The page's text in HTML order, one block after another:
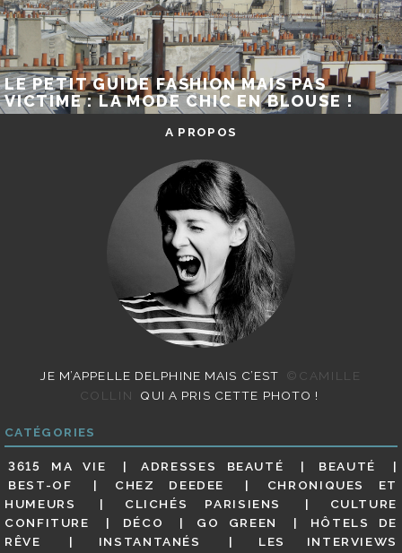
LE PETIT GUIDE FASHION MAIS PAS
VICTIME : LA MODE CHIC EN BLOUSE !
A PROPOS
JE M’APPELLE DELPHINE MAIS C’EST
©CAMILLE
COLLIN
QUI A PRIS CETTE PHOTO !
CATÉGORIES
3615 MA VIE ADRESSES BEAUTÉ
BEAUTÉ
BEST-OF
CHEZ DEEDEE
CHRONIQUES ET
HUMEURS
CLICHÉS PARISIENS
CULTURE
CONFITURE
DÉCO GO GREEN
HÔTELS DE
RÊVE
INSTANTANÉS
LES INTERVIEWS